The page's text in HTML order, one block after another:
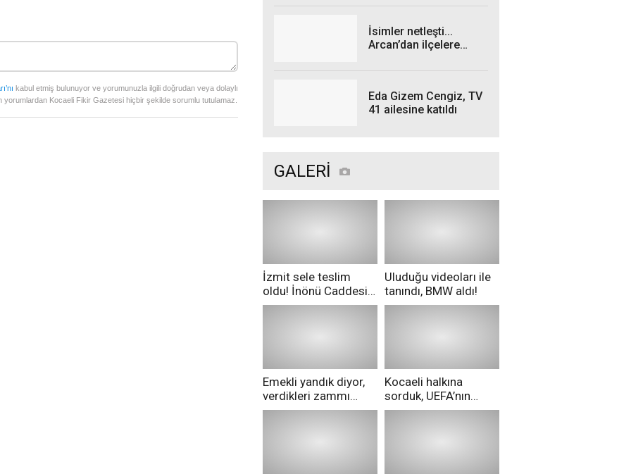
kabul etmiş bulunuyor ve yorumunuzla ilgili doğrudan veya dolaylı
yorumlardan Kocaeli Fikir Gazetesi hiçbir şekilde sorumlu tutulamaz.
İsimler netleşti...
Arcan’dan ilçelere
Eda Gizem Cengiz, TV
41 ailesine katıldı
GALERİ
İzmit sele teslim
oldu! İnönü Caddesi
göle döndü!
Uluduğu videoları ile
tanındı, BMW aldı!
Emekli yandık diyor,
verdikleri zammı
pazarda geri aldılar!
Kocaeli halkına
sorduk, UEFA’nın
Merih Demiral kararı